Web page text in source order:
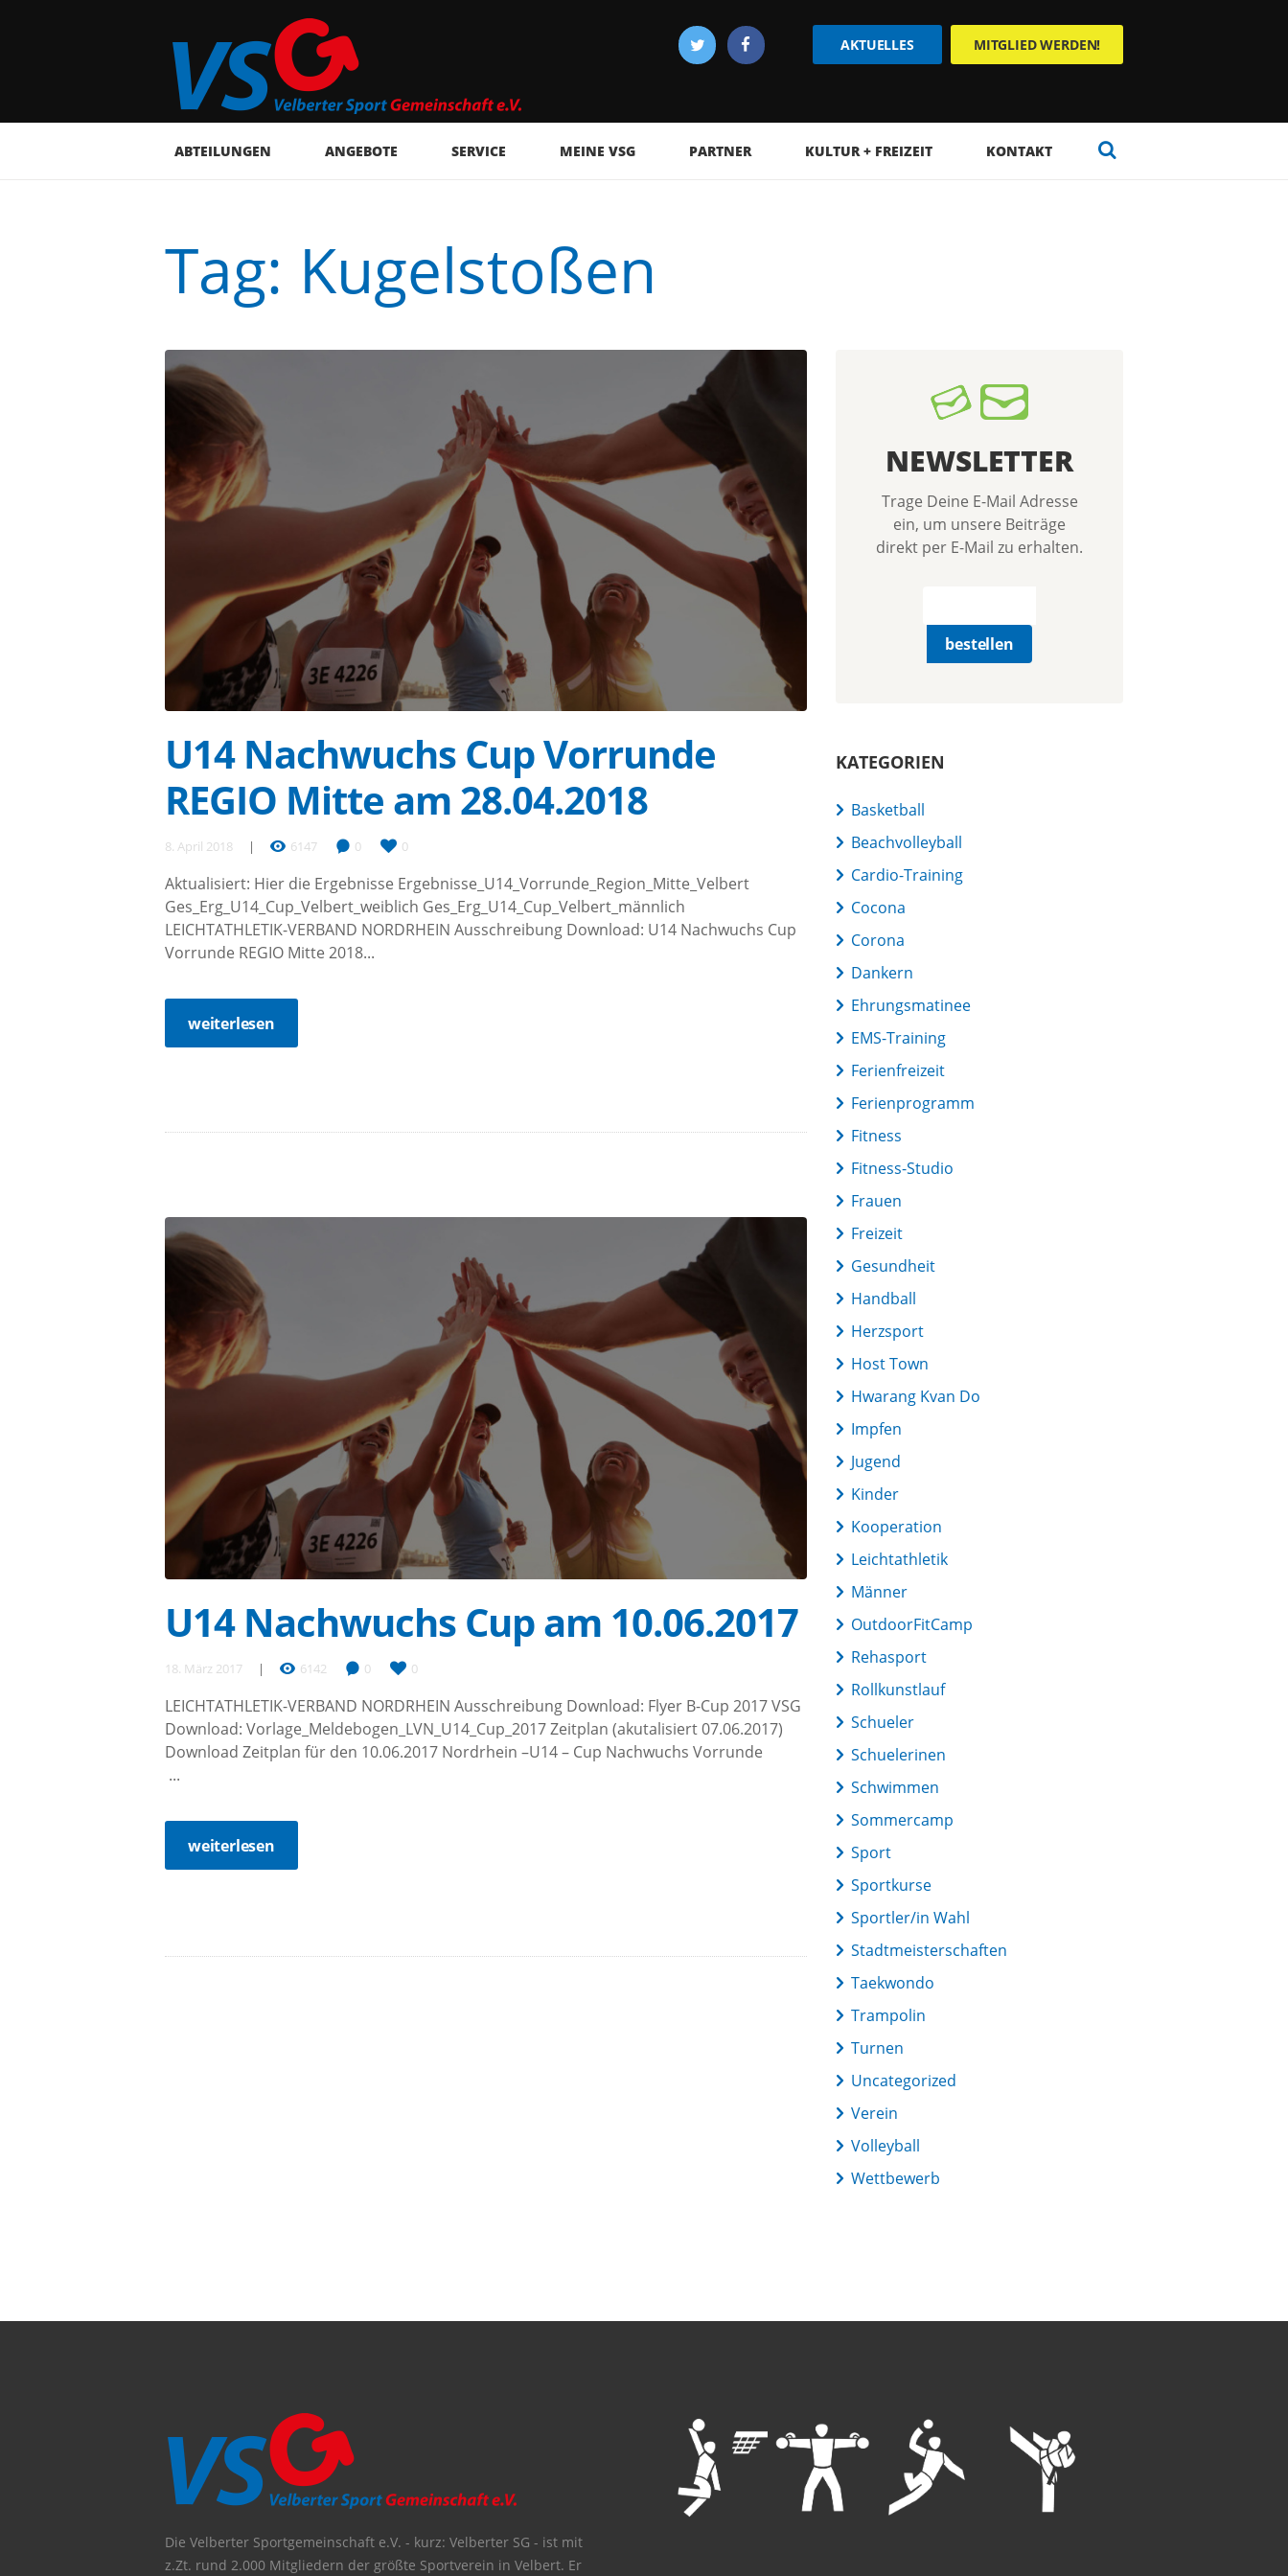
AKTUELLES MITGLIED WERDEN!
ABTEILUNGEN ANGEBOTE SERVICE MEINE VSG PARTNER KULTUR + FREIZEIT KONTAKT
Tag: Kugelstoßen
U14 Nachwuchs Cup Vorrunde
REGIO Mitte am 28.04.2018
8. April 2018 6147 0 0
Aktualisiert: Hier die Ergebnisse Ergebnisse_U14_Vorrunde_Region_Mitte_Velbert
Ges_Erg_U14_Cup_Velbert_weiblich Ges_Erg_U14_Cup_Velbert_männlich
LEICHTATHLETIK-VERBAND NORDRHEIN Ausschreibung Download: U14 Nachwuchs Cup
Vorrunde REGIO Mitte 2018...
weiterlesen
U14 Nachwuchs Cup am 10.06.2017
18. März 2017 6142 0 0
LEICHTATHLETIK-VERBAND NORDRHEIN Ausschreibung Download: Flyer B-Cup 2017 VSG
Download: Vorlage_Meldebogen_LVN_U14_Cup_2017 Zeitplan (akutalisiert 07.06.2017)
Download Zeitplan für den 10.06.2017 Nordrhein –U14 – Cup Nachwuchs Vorrunde
...
weiterlesen
NEWSLETTER
Trage Deine E-Mail Adresse
ein, um unsere Beiträge
direkt per E-Mail zu erhalten.
KATEGORIEN
Basketball
Beachvolleyball
Cardio-Training
Cocona
Corona
Dankern
Ehrungsmatinee
EMS-Training
Ferienfreizeit
Ferienprogramm
Fitness
Fitness-Studio
Frauen
Freizeit
Gesundheit
Handball
Herzsport
Host Town
Hwarang Kvan Do
Impfen
Jugend
Kinder
Kooperation
Leichtathletik
Männer
OutdoorFitCamp
Rehasport
Rollkunstlauf
Schueler
Schuelerinen
Schwimmen
Sommercamp
Sport
Sportkurse
Sportler/in Wahl
Stadtmeisterschaften
Taekwondo
Trampolin
Turnen
Uncategorized
Verein
Volleyball
Wettbewerb
Die Velberter Sportgemeinschaft e.V. - kurz: Velberter SG - ist mit
z.Zt. rund 2.000 Mitgliedern der größte Sportverein in Velbert. Er